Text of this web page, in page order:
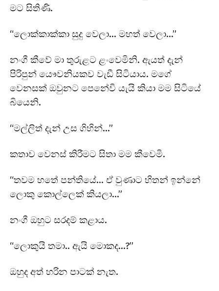
මට සිතිණි.
“ලොක්කාක්කා සුදු වෙලා… මහත් වෙලා…”
නංගී කීවේ මා තුරුළට ළංවෙමිනි. ඇයත් දැන්
පිරිපුන් යෞවනියකව වැඩී සිටියාය. මගේ
වෙනසක් ඔවුනට පෙනේවි යැයි කියා මම සිටියේ
බියෙනි.
“මල්ලිත් දැන් උස ගිහින්…”
කතාව වෙනස් කිරීමට සිතා මම කීවෙමි.
“තවම හතේ පන්තියේ… ඒ වුණාට හිතන් ඉන්නේ
ලොකු කොල්ලෙක් කියලා…”
නංගී ඔහුට සරදම් කළාය.
“ලොකුයි තමා.. ඇයි මොකද…?”
ඔහුද අත් හරින පාටක් නැත.